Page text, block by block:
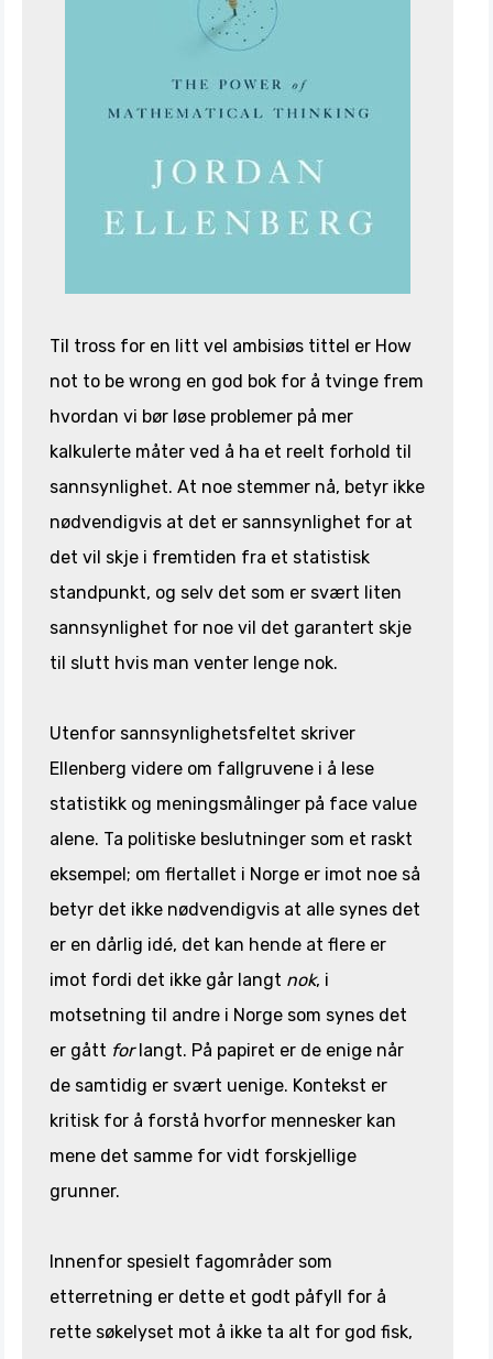
Til tross for en litt vel ambisiøs tittel er How
not to be wrong en god bok for å tvinge frem
hvordan vi bør løse problemer på mer
kalkulerte måter ved å ha et reelt forhold til
sannsynlighet. At noe stemmer nå, betyr ikke
nødvendigvis at det er sannsynlighet for at
det vil skje i fremtiden fra et statistisk
standpunkt, og selv det som er svært liten
sannsynlighet for noe vil det garantert skje
til slutt hvis man venter lenge nok.
Utenfor sannsynlighetsfeltet skriver
Ellenberg videre om fallgruvene i å lese
statistikk og meningsmålinger på face value
alene. Ta politiske beslutninger som et raskt
eksempel; om flertallet i Norge er imot noe så
betyr det ikke nødvendigvis at alle synes det
er en dårlig idé, det kan hende at flere er
imot fordi det ikke går langt nok, i
motsetning til andre i Norge som synes det
er gått forlangt. På papiret er de enige når
de samtidig er svært uenige. Kontekst er
kritisk for å forstå hvorfor mennesker kan
mene det samme for vidt forskjellige
grunner.
Innenfor spesielt fagområder som
etterretning er dette et godt påfyll for å
rette søkelyset mot å ikke ta alt for god fisk,